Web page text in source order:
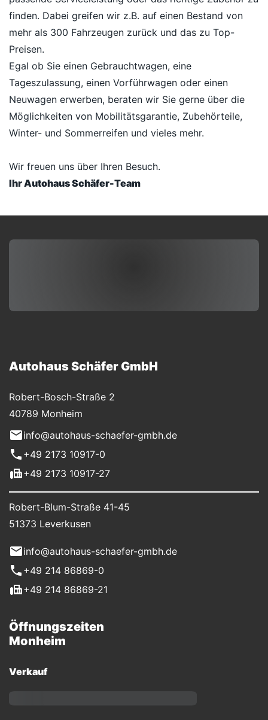
finden. Dabei greifen wir z.B. auf einen Bestand von
mehr als 300 Fahrzeugen zurück und das zu Top-
Preisen.
Egal ob Sie einen Gebrauchtwagen, eine
Tageszulassung, einen Vorführwagen oder einen
Neuwagen erwerben, beraten wir Sie gerne über die
Möglichkeiten von Mobilitätsgarantie, Zubehörteile,
Winter- und Sommerreifen und vieles mehr.
Wir freuen uns über Ihren Besuch.
Ihr Autohaus Schäfer-Team
Autohaus Schäfer GmbH
Robert-Bosch-Straße 2
40789 Monheim
info@autohaus-schaefer-gmbh.de
+49 2173 10917-0
+49 2173 10917-27
Robert-Blum-Straße 41-45
51373 Leverkusen
info@autohaus-schaefer-gmbh.de
+49 214 86869-0
+49 214 86869-21
Öffnungszeiten
Monheim
Verkauf